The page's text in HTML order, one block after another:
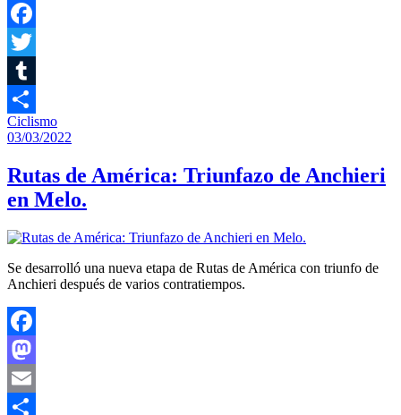
Facebook
Twitter
Tumblr
Compartir
Ciclismo
03/03/2022
Rutas de América: Triunfazo de Anchieri
en Melo.
Se desarrolló una nueva etapa de Rutas de América con triunfo de
Anchieri después de varios contratiempos.
Facebook
Mastodon
Email